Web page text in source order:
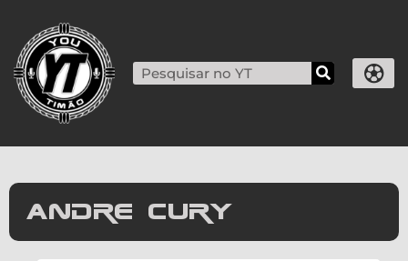
andre cury